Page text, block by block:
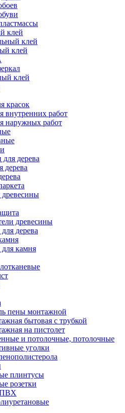
клей
клей
клей
клей
красок
внутренних работ
наружных работ
дерева
дерева
древесины
дерева
камня
пены монтажной
бытовая с трубкой
на пистолет
и потолочные, потолочные
уголки
плинтусы
розетки